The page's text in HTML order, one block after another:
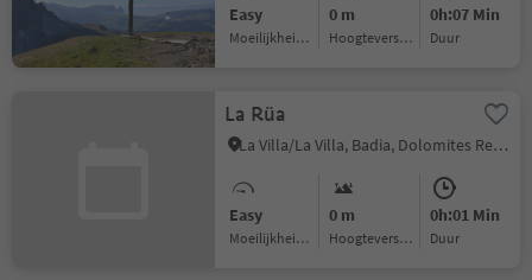
Easy
Moeilijkheidsgraad
0 m
Hoogteverschil
0h:07 Min
Duur
La Rüa
La Villa/La Villa, Badia, Dolomites Region Alta Badia
Easy
Moeilijkheidsgraad
0 m
Hoogteverschil
0h:01 Min
Duur